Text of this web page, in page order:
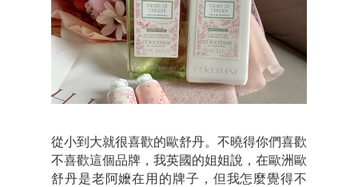
從小到大就很喜歡的歐舒丹。不曉得你們喜歡
不喜歡這個品牌，我英國的姐姐說，在歐洲歐
舒丹是老阿嬤在用的牌子，但我怎麼覺得不